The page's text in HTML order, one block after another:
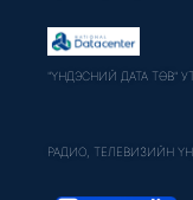
"ҮНДЭСНИЙ ДАТА ТӨВ"
РАДИО, ТЕЛЕВИЗИЙН